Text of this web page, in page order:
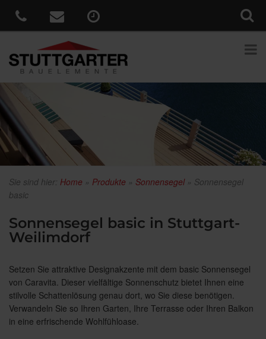
Sie sind hier: Home » Produkte » Sonnensegel» Sonnensegel
basic
Sonnensegel basic in Stuttgart-
Weilimdorf
Setzen Sie attraktive Designakzente mit dem basic Sonnensegel
von Caravita. Dieser vielfältige Sonnenschutz bietet Ihnen eine
stilvolle Schattenlösung genau dort, wo Sie diese benötigen.
Verwandeln Sie so Ihren Garten, Ihre Terrasse oder Ihren Balkon
in eine erfrischende Wohlfühloase.